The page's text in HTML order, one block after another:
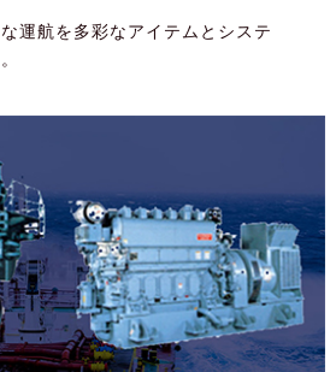
運航を多彩なアイテムとシステ